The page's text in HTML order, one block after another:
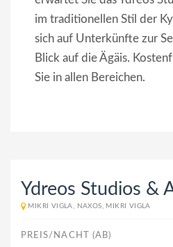
im traditionellen Stil der
sich auf Unterkünfte zur
Blick auf die Ägäis.
Sie in allen Bereichen.
Ydreos Studios &
MIKRI VIGLA, NAXOS, MIKRI VIGLA
PREIS/NACHT (AB)